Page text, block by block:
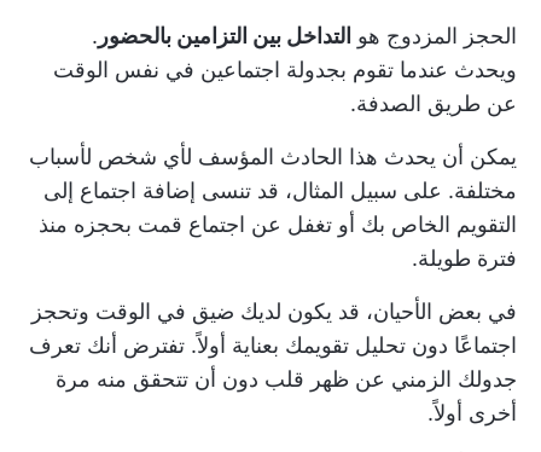
الحجز المزدوج هو التداخل بين التزامين بالحضور .
ويحدث عندما تقوم بجدولة اجتماعين في نفس الوقت
عن طريق الصدفة.
يمكن أن يحدث هذا الحادث المؤسف لأي شخص لأسباب
مختلفة. على سبيل المثال، قد تنسى إضافة اجتماع إلى
التقويم الخاص بك أو تغفل عن اجتماع قمت بحجزه منذ
فترة طويلة.
في بعض الأحيان، قد يكون لديك ضيق في الوقت وتحجز
اجتماعًا دون تحليل تقويمك بعناية أولاً. تفترض أنك تعرف
جدولك الزمني عن ظهر قلب دون أن تتحقق منه مرة
أخرى أولاً.